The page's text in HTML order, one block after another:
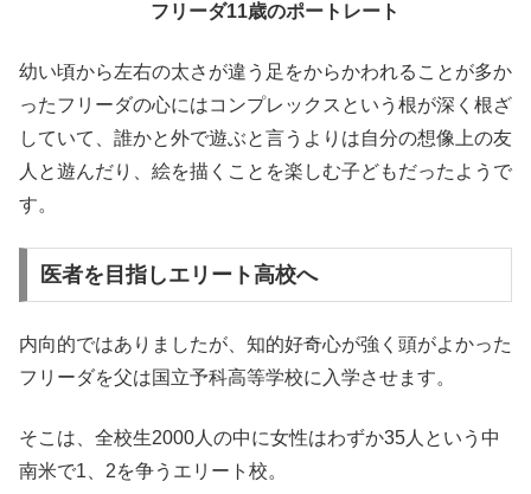
フリーダ11歳のポートレート
幼い頃から左右の太さが違う足をからかわれることが多か
ったフリーダの心にはコンプレックスという根が深く根ざ
していて、誰かと外で遊ぶと言うよりは自分の想像上の友
人と遊んだり、絵を描くことを楽しむ子どもだったようで
す。
医者を目指しエリート高校へ
内向的ではありましたが、知的好奇心が強く頭がよかった
フリーダを父は国立予科高等学校に入学させます。
そこは、全校生2000人の中に女性はわずか35人という中
南米で1、2を争うエリート校。